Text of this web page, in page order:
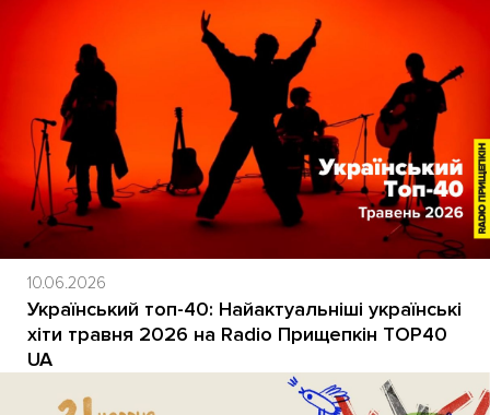
10.06.2026
Український топ-40: Найактуальніші українські
хіти травня 2026 на Radio Прищепкін TOP40
UA